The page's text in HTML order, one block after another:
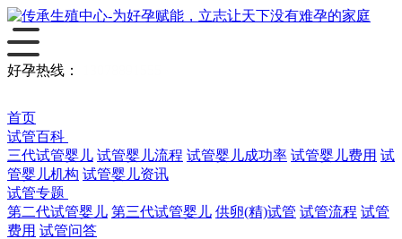
好孕热线：
首页
试管百科
三代试管婴儿 试管婴儿流程 试管婴儿成功率 试管婴儿费用 试
管婴儿机构 试管婴儿资讯
试管专题
第二代试管婴儿 第三代试管婴儿 供卵(精)试管 试管流程 试管
费用 试管问答